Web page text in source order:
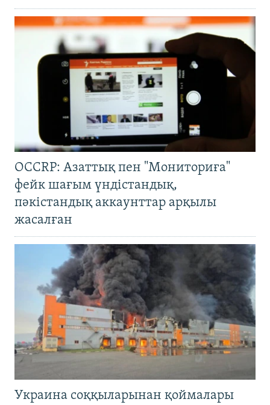
OCCRP: Азаттық пен "Мониториға"
фейк шағым үндістандық,
пәкістандық аккаунттар арқылы
жасалған
Украина соққыларынан қоймалары